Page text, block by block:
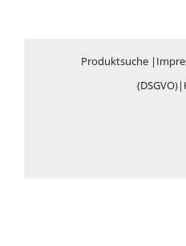
Produktsuche|
(DSGVO)|